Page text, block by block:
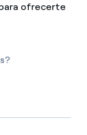
ofrecerte